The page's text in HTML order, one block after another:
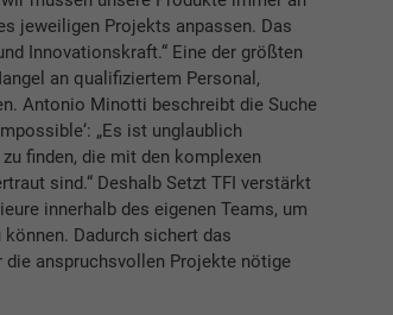
jeweiligen Projekts anpassen. Das
Innovationskraft.“ Eine der größten
an qualifiziertem Personal,
Antonio Minotti beschreibt die Suche
„Es ist unglaublich
finden, die mit den komplexen
sind.“ Deshalb Setzt TFI verstärkt
innerhalb des eigenen Teams, um
Dadurch sichert das
anspruchsvollen Projekte nötige